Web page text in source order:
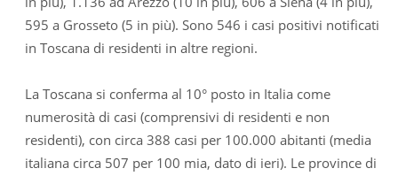
595 a Grosseto (5 in più). Sono 546 i casi positivi notificati
in Toscana di residenti in altre regioni.
La Toscana si conferma al 10° posto in Italia come
numerosità di casi (comprensivi di residenti e non
residenti), con circa 388 casi per 100.000 abitanti (media
italiana circa 507 per 100 mia, dato di ieri). Le province di